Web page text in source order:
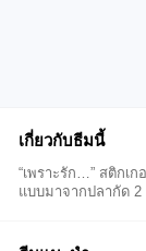
เกี่ยวกับธีมนี้
“เพราะรัก…” สติกเ
แบบมาจากปลากัด 2